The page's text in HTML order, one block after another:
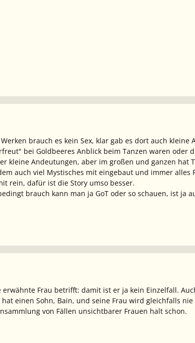
brauch es kein Sex, klar gab es dort auch
bei Goldbeeres Anblick beim Tanzen waren oder
kleine Andeutungen, aber im großen und ganzen hat
auch viel Mystisches mit eingebaut und immer alles
rein, dafür ist die Story umso besser.
brauch kann man ja GoT oder so schauen, ist ja
erwähnte Frau betrifft: damit ist er ja kein Einzelfall.
einen Sohn, Bain, und seine Frau wird gleichfalls
von Fällen unsichtbarer Frauen halt schon.